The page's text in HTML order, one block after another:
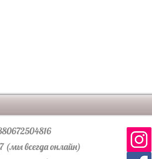
(мы всегда онлайн)